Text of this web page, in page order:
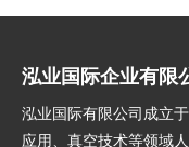
泓业国际企业有限
泓业国际有限公司成立
应用、真空技术等领域